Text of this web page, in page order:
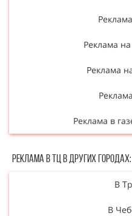
Реклама
Реклама
Реклама в
Реклама в ТЦ в Других городах:
В
В